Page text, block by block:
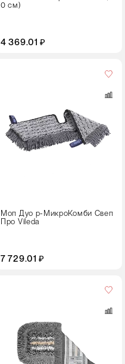
0 см)
4 369.01 ₽
Моп Дуо р-МикроКомби Свеп
Про Vileda
7 729.01 ₽